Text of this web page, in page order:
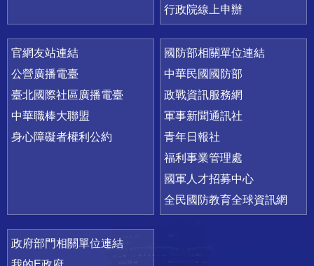
行政院線上申辦
官網友站連結
公營廣播電臺
臺北國際社區廣播電臺
中華職棒大聯盟
身心障礙者權利公約
國防部相關單位連結
中華民國國防部
政戰資訊服務網
軍事新聞通訊社
青年日報社
福利事業管理處
國軍人才招募中心
全民國防教育全球資訊網
政府部門相關單位連結